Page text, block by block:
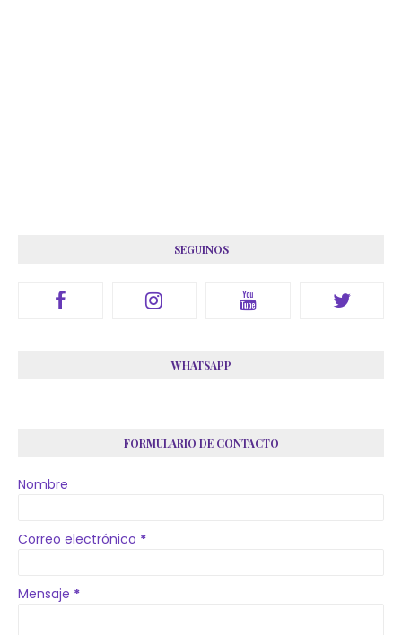
SEGUINOS
WHATSAPP
FORMULARIO DE CONTACTO
Nombre
Correo electrónico *
Mensaje *